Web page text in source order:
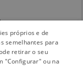
próprios e de
semelhantes para
retirar o seu
"Configurar" ou na